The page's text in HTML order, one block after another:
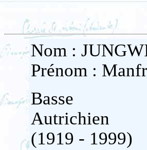
Nom :
Prénom :
Basse
Autrichien
(1919 - 1999)